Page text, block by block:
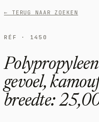
← TERUG NAAR ZOEKEN
RÉF · 1450
gevoel,
breedte: